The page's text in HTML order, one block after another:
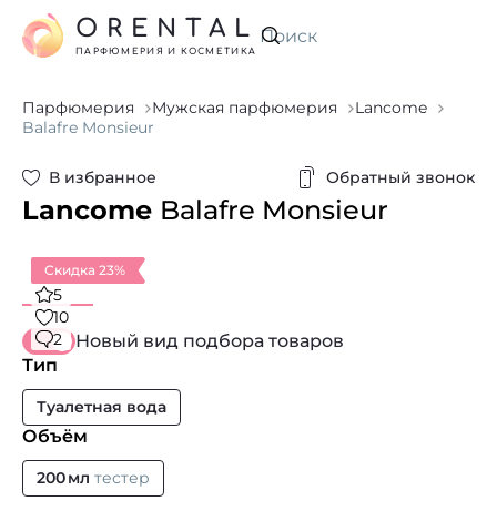
Искать
ORENTAL
ПАРФЮМЕРИЯ И КОСМЕТИКА
Парфюмерия Мужская парфюмерия
Lancome
Balafre Monsieur
В избранное Обратный звонок
Lancome Balafre Monsieur
Скидка 23%
5
10
2
Новый вид подбора товаров
Тип
Туалетная вода
Объём
200 мл тестер